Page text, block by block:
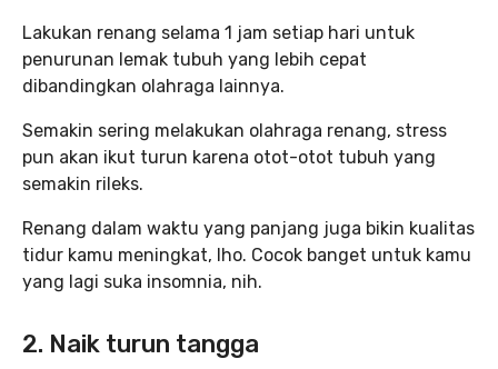
Lakukan renang selama 1 jam setiap hari untuk
penurunan lemak tubuh yang lebih cepat
dibandingkan olahraga lainnya.
Semakin sering melakukan olahraga renang, stress
pun akan ikut turun karena otot-otot tubuh yang
semakin rileks.
Renang dalam waktu yang panjang juga bikin kualitas
tidur kamu meningkat, lho. Cocok banget untuk kamu
yang lagi suka insomnia, nih.
2. Naik turun tangga